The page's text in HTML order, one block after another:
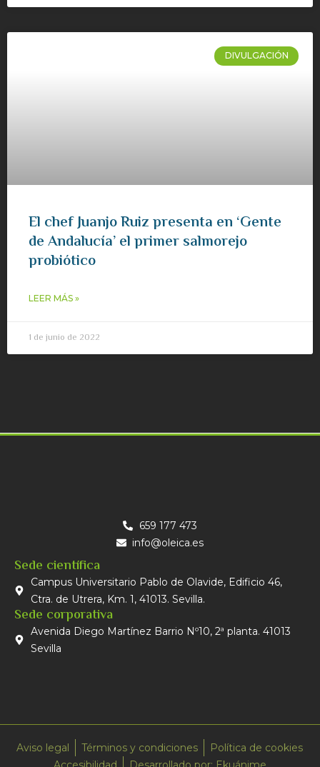
DIVULGACIÓN
El chef Juanjo Ruiz presenta en ‘Gente
de Andalucía’ el primer salmorejo
probiótico
LEER MÁS »
1 de junio de 2022
659 177 473
info@oleica.es
Sede científica
Campus Universitario Pablo de Olavide, Edificio 46,
Ctra. de Utrera, Km. 1, 41013. Sevilla.
Sede corporativa
Avenida Diego Martínez Barrio Nº10, 2ª planta. 41013
Sevilla
Aviso legal Términos y condiciones
Política de cookies